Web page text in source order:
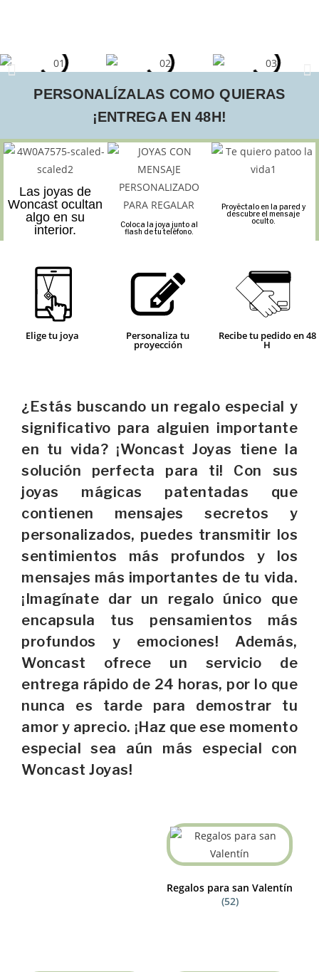
PERSONALÍZALAS COMO QUIERAS
¡ENTREGA EN 48H!
Las joyas de
Woncast ocultan
algo en su
interior.
Coloca la joya junto al
flash de tu teléfono.
Proyéctalo en la pared y
descubre el mensaje
oculto.
Elige tu joya Personaliza tu
proyección
Recibe tu pedido en 48
H
¿Estás buscando un regalo especial y
significativo para alguien importante
en tu vida? ¡Woncast Joyas tiene la
solución perfecta para ti! Con sus
joyas mágicas patentadas que
contienen mensajes secretos y
personalizados, puedes transmitir los
sentimientos más profundos y los
mensajes más importantes de tu vida.
¡Imagínate dar un regalo único que
encapsula tus pensamientos más
profundos y emociones! Además,
Woncast ofrece un servicio de
entrega rápido de 24 horas, por lo que
nunca es tarde para demostrar tu
amor y aprecio. ¡Haz que ese momento
especial sea aún más especial con
Woncast Joyas!
Regalos para san Valentín
(52)